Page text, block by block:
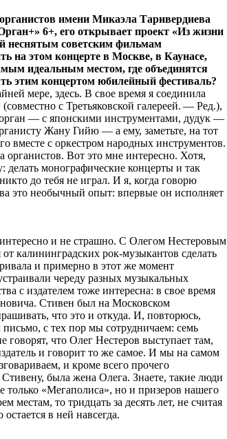
имени Микаэла Таривердиева
6+, его открывает проект «Из жизни
неснятым советским фильмам
на этом концерте в Москве, в Каунасе,
идеальным местом, где объединятся
этим концертом юбилейный фестиваль?
мере, здесь. В свое время я соединила
с Третьяковской галереей. — Ред.),
— с японскими инструментами, дудук —
Жану Гийю — а ему, заметьте, на тот
вместе с оркестром народных инструментов.
органистов. Вот это мне интересно. Хотя,
делать монографические концерты и так
до тебя не играл. И я, когда говорю
это необычный опыт: впервые он исполняет
и не страшно. С Олегом Нестеровым
калининградских рок-музыкантов сделать
и примерно в этот же момент
череду разных музыкальных
с издателем тоже интересна: в свое время
Стивен был на Московском
что это и откуда. И, повторюсь,
с тех пор мы сотрудничаем: семь
что Олег Нестеров выступает там,
и говорит то же самое. И мы на самом
и кроме всего прочего
Стивену, была жена Олега. Знаете, такие люди
только «Мегаполиса», но и призеров нашего
местам, то тридцать за десять лет, не считая
в ней навсегда.